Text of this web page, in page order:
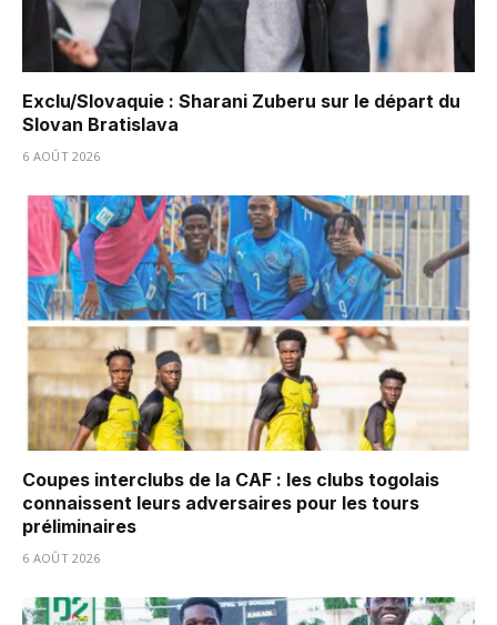
Exclu/Slovaquie : Sharani Zuberu sur le départ du
Slovan Bratislava
6 AOÛT 2026
Coupes interclubs de la CAF : les clubs togolais
connaissent leurs adversaires pour les tours
préliminaires
6 AOÛT 2026